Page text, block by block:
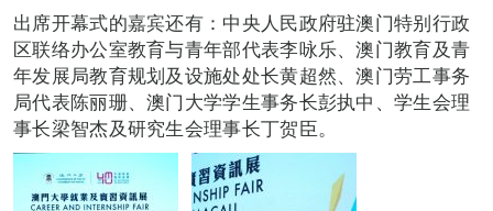
出席开幕式的嘉宾还有：中央人民政府驻澳门特别行政
区联络办公室教育与青年部代表李咏乐、澳门教育及青
年发展局教育规划及设施处处长黄超然、澳门劳工事务
局代表陈丽珊、澳门大学学生事务长彭执中、学生会理
事长梁智杰及研究生会理事长丁贺臣。